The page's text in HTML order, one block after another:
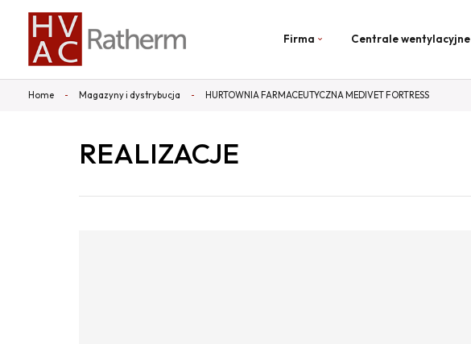
Firma Centrale wentylacyjne
Home Magazyny i dystrybucja HURTOWNIA FARMACEUTYCZNA MEDIVET FORTRESS
REALIZACJE